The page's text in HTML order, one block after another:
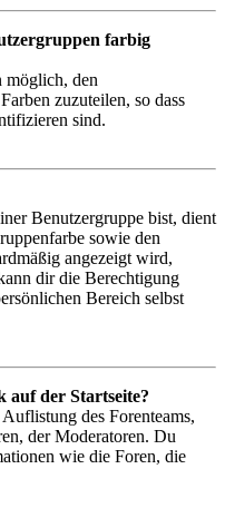
farbig
möglich, den
zuzuteilen, so dass
sind.
Benutzergruppe bist, dient
sowie den
angezeigt wird,
dir die Berechtigung
Bereich selbst
auf der Startseite?
des Forenteams,
der Moderatoren. Du
wie die Foren, die